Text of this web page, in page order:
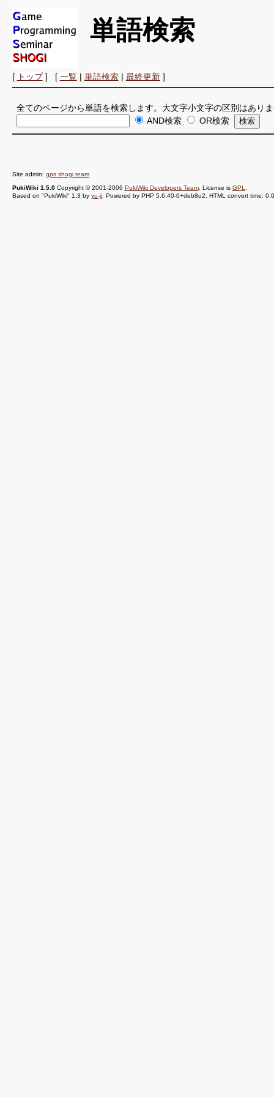
単語検索
[ トップ] [ 一覧| 単語検索| 最終更新]
全てのページから単語を検索します。大文字小文字の区別はあり
AND検索
OR検索
Site admin: gps shogi team
PukiWiki 1.5.0Copyright © 2001-2006 PukiWiki Developers Team. License is GPL
Based on "PukiWiki" 1.3 by yu-ji. Powered by PHP 5.6.40-0+deb8u2. HTML convert time: